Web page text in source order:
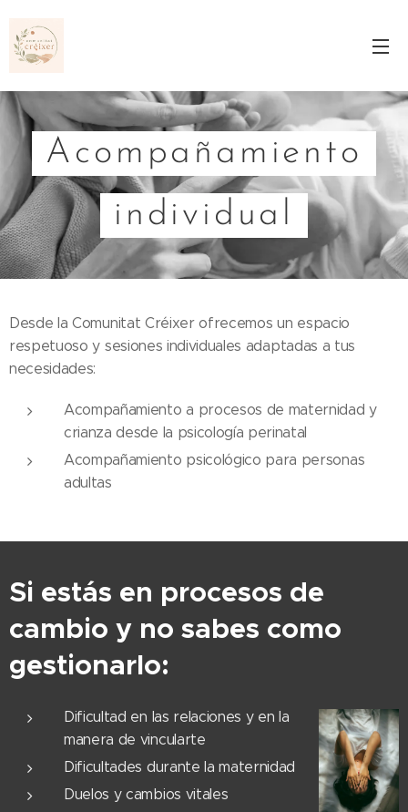
Acompañamiento
individual
Desde la Comunitat Créixer ofrecemos un espacio
respetuoso y sesiones individuales adaptadas a tus
necesidades:
Acompañamiento a procesos de maternidad y
crianza desde la psicología perinatal
Acompañamiento psicológico para personas
adultas
Si estás en procesos de
cambio y no sabes como
gestionarlo:
Dificultad en las relaciones y en la
manera de vincularte
Dificultades durante la maternidad
Duelos y cambios vitales